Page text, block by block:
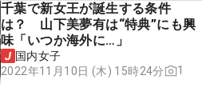
千葉で新女王が誕生する条件
は？ 山下美夢有は“特典”にも興
味「いつか海外に…」
国内女子
2022年11月10日 (木) 15時24分
1